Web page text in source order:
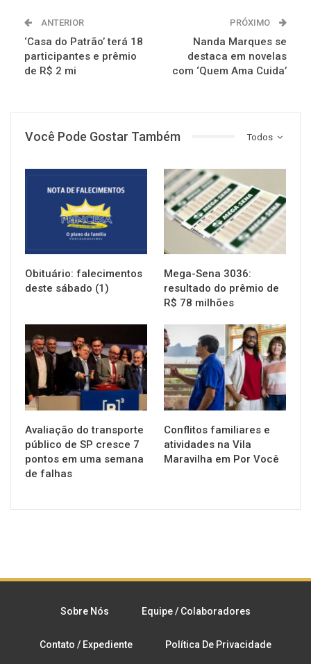
ANTERIOR
‘Casa do Patrão’ terá 18
participantes e prêmio
de R$ 2 mi
PRÓXIMO
Nanda Marques se
destaca em novelas
com ‘Quem Ama Cuida’
Todos
Você Pode Gostar Também
Obituário: falecimentos
deste sábado (1)
NOTÍCIAS
Mega-Sena 3036:
resultado do prêmio de
R$ 78 milhões
NOTÍCIAS
Avaliação do transporte
público de SP cresce 7
pontos em uma semana
de falhas
NOTÍCIAS
Conflitos familiares e
atividades na Vila
Maravilha em Por Você
Sobre Nós Equipe / Colaboradores
Contato / Expediente Política De Privacidade